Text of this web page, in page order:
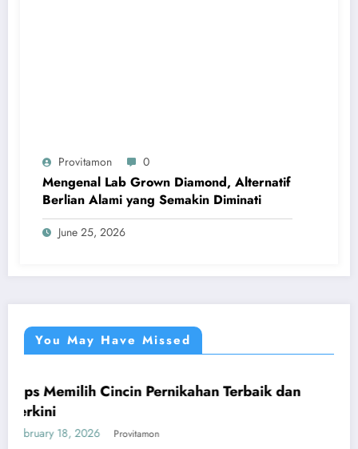
Provitamon 0
Mengenal Lab Grown Diamond, Alternatif
Berlian Alami yang Semakin Diminati
June 25, 2026
You May Have Missed
Cincin Pernikahan Terbaik dan
Provitamon
Panduan